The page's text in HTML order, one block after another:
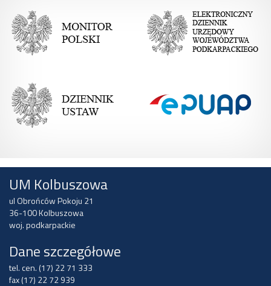
UM Kolbuszowa
ul Obrońców Pokoju 21
36-100 Kolbuszowa
woj. podkarpackie
Dane szczegółowe
tel. cen. (17) 22 71 333
fax (17) 22 72 939